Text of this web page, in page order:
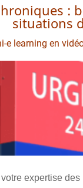
:
situations
e learning en
expertise